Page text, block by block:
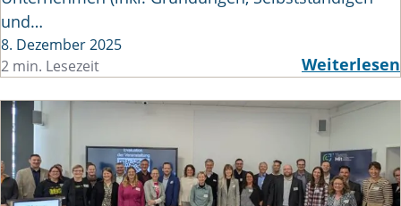
und…
8. Dezember 2025
2 min. Lesezeit
Weiterlesen